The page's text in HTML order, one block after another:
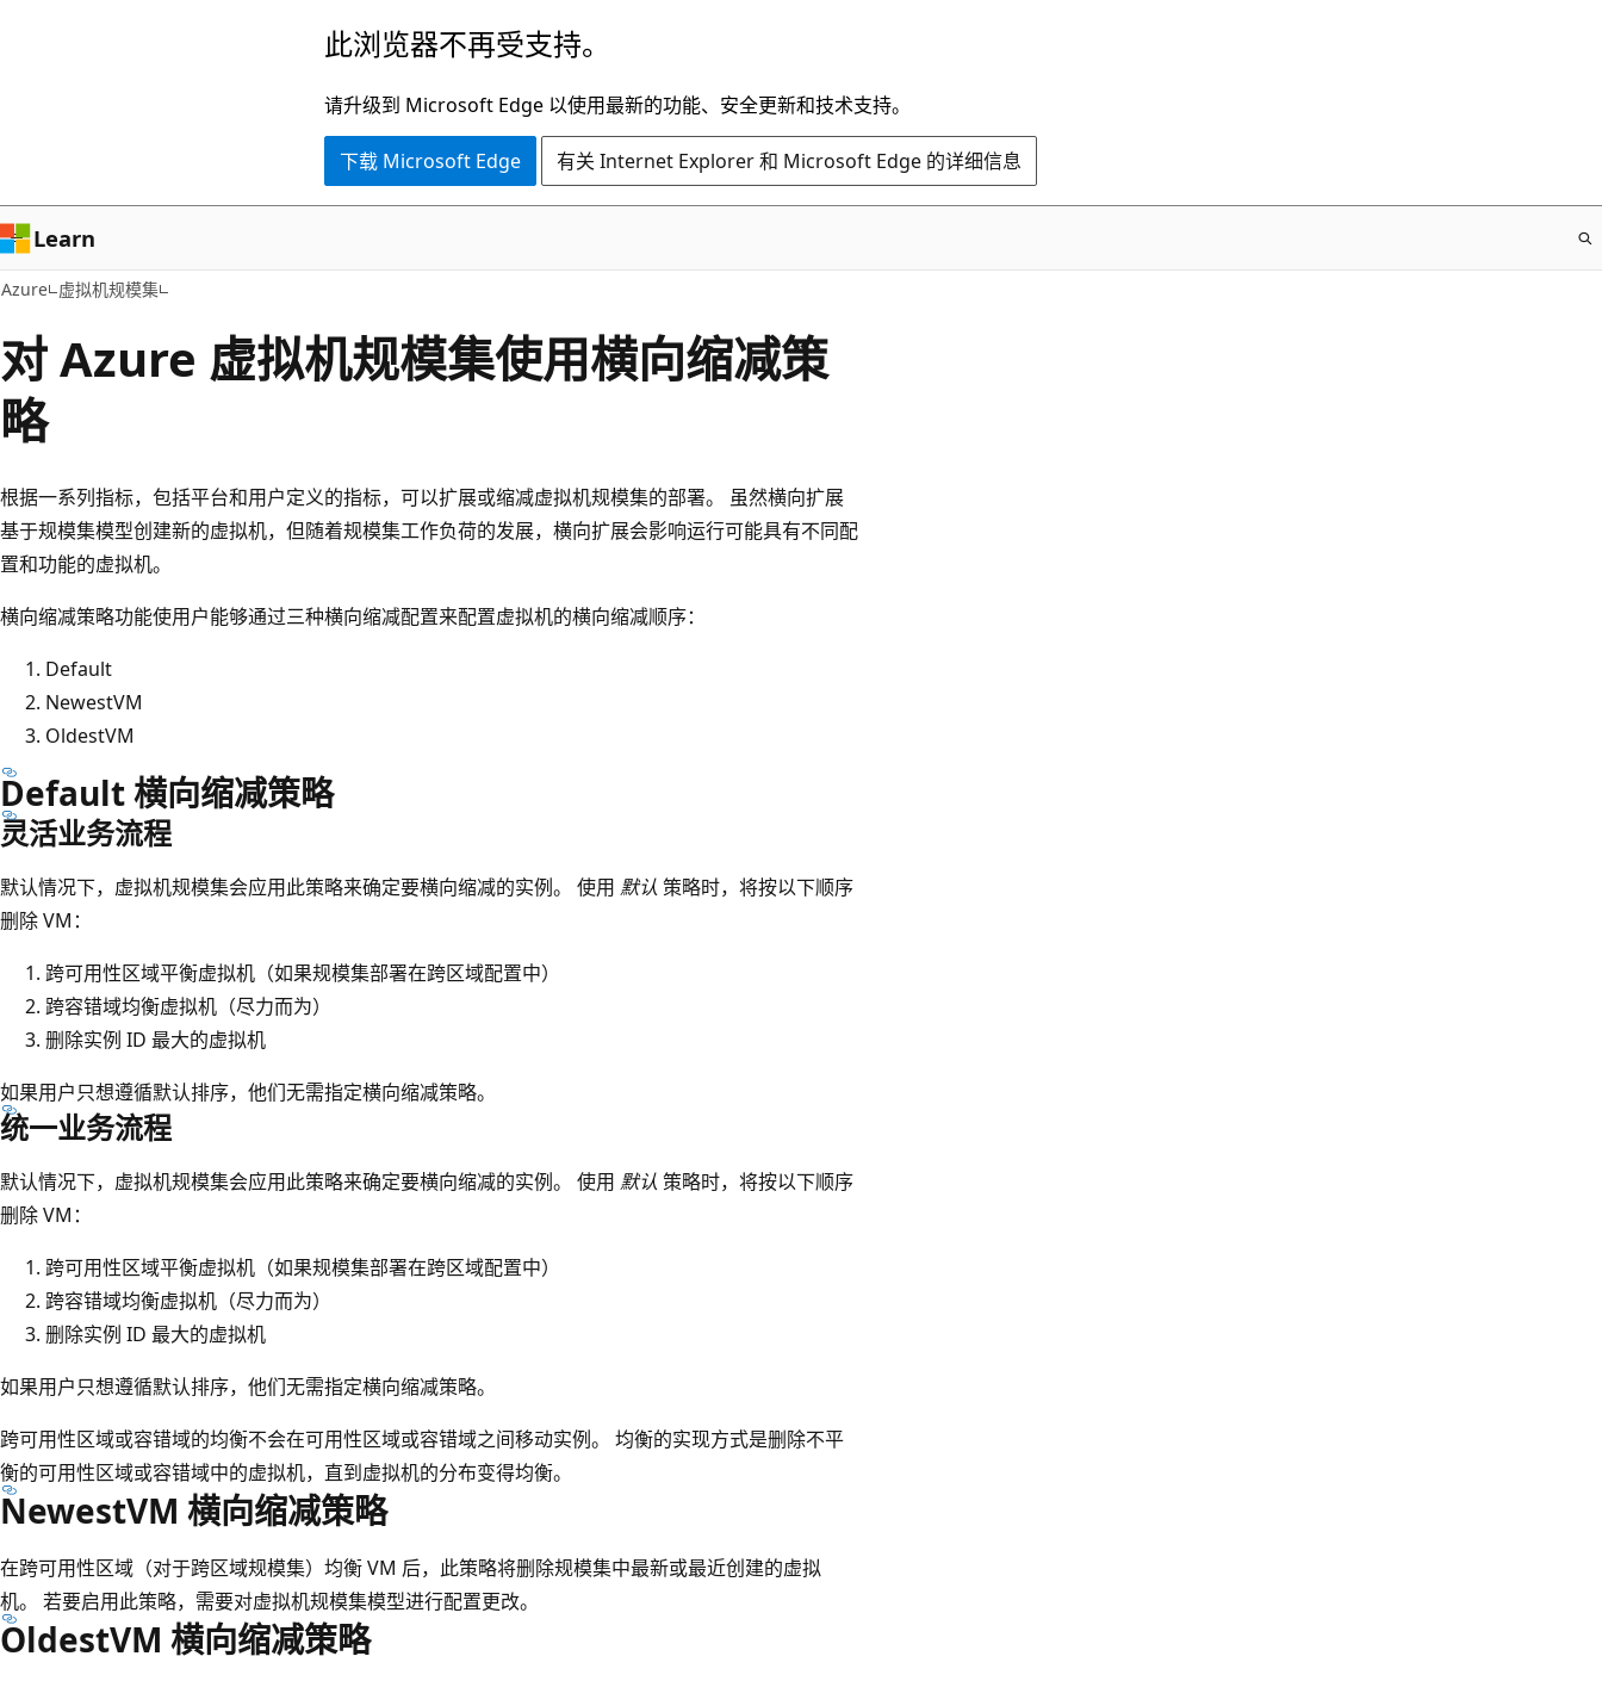
容
此浏览器不再受支持。
请升级到 Microsoft Edge 以使用最新的功能、安全更新和技术支持。
下载 Microsoft Edge 有关 Internet Explorer 和 Microsoft Edge 的详细信息
Learn
Azure 虚拟机规模集
对 Azure 虚拟机规模集使用横向缩减策
略
根据一系列指标，包括平台和用户定义的指标，可以扩展或缩减虚拟机规模集的部署。 虽然横向扩展
基于规模集模型创建新的虚拟机，但随着规模集工作负荷的发展，横向扩展会影响运行可能具有不同配
置和功能的虚拟机。
横向缩减策略功能使用户能够通过三种横向缩减配置来配置虚拟机的横向缩减顺序：
Default
NewestVM
OldestVM
Default 横向缩减策略
灵活业务流程
默认情况下，虚拟机规模集会应用此策略来确定要横向缩减的实例。 使用 默认 策略时，将按以下顺序
删除 VM：
跨可用性区域平衡虚拟机（如果规模集部署在跨区域配置中）
跨容错域均衡虚拟机（尽力而为）
删除实例 ID 最大的虚拟机
如果用户只想遵循默认排序，他们无需指定横向缩减策略。
统一业务流程
默认情况下，虚拟机规模集会应用此策略来确定要横向缩减的实例。 使用 默认 策略时，将按以下顺序
删除 VM：
跨可用性区域平衡虚拟机（如果规模集部署在跨区域配置中）
跨容错域均衡虚拟机（尽力而为）
删除实例 ID 最大的虚拟机
如果用户只想遵循默认排序，他们无需指定横向缩减策略。
跨可用性区域或容错域的均衡不会在可用性区域或容错域之间移动实例。 均衡的实现方式是删除不平
衡的可用性区域或容错域中的虚拟机，直到虚拟机的分布变得均衡。
NewestVM 横向缩减策略
在跨可用性区域（对于跨区域规模集）均衡 VM 后，此策略将删除规模集中最新或最近创建的虚拟
机。 若要启用此策略，需要对虚拟机规模集模型进行配置更改。
OldestVM 横向缩减策略